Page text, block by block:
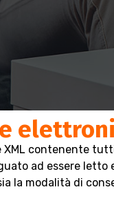
contenente
ad essere
la modalità di